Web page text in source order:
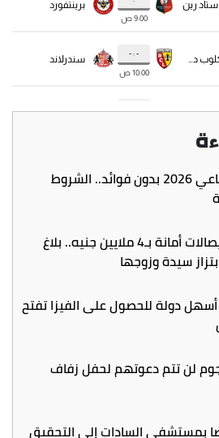
قرض بنك ناصر الاجتماعي 2026 بدون فوائد.. الشروط
التبرع بكليته مقابل إيصالات أمانة بـ4 ملايين جنيه.. بلاغ
سيدة وزوجها
شنجن 2026.. أسهل دولة للحصول على الفيزا تفتح
ميسي.. 10 نجوم لن تتم دعوتهم لحفل زفاف